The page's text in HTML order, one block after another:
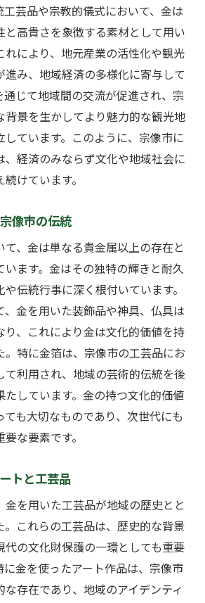
工芸品や宗教的儀式において、金は
と高貴さを象徴する素材として用い
れにより、地元産業の活性化や観光
進み、地域経済の多様化に寄与して
通じて地域間の交流が促進され、宗
背景を生かしてより魅力的な観光地
しています。このように、宗像市に
、経済のみならず文化や地域社会に
けています。
像市の伝統
、金は単なる貴金属以上の存在と
います。金はその独特の輝きと耐久
伝統行事に深く根付いています。
金を用いた装飾品や神具、仏具は
り、これにより金は文化的価値を持
。特に金箔は、宗像市の工芸品にお
て利用され、地域の芸術的伝統を後
たしています。金の持つ文化的価値
も大切なものであり、次世代にも
な要素です。
トと工芸品
金を用いた工芸品が地域の歴史とと
。これらの工芸品は、歴史的な背景
代の文化財保護の一環としても重要
金を使ったアート作品は、宗像市
存在であり、地域のアイデンティ